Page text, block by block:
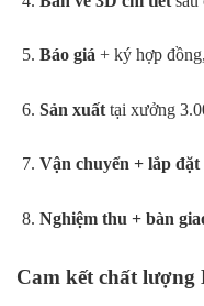
Báo giá + ký hợp
Sản xuấttại xưởng
Vận chuyển + lắp đặt
Nghiệm thu + bàn
Cam kết chất lượng